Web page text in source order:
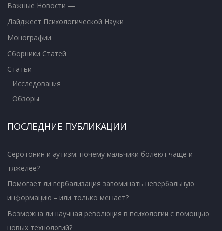
Важные Новости —
Дайджест Психологической Науки
Монографии
Сборники Статей
Статьи
Исследования
Обзоры
ПОСЛЕДНИЕ ПУБЛИКАЦИИ
Серотонин и аутизм: почему мальчики болеют чаще и
тяжелее?
Помогает ли вербализация запоминать невербальную
информацию – или только мешает?
Возможна ли научная революция в психологии с помощью
новых технологий?